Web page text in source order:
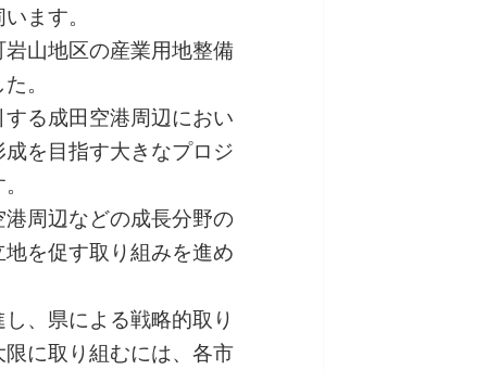
ます。
山地区の産業用地整備
。
る成田空港周辺におい
を目指す大きなプロジ
周辺などの成長分野の
を促す取り組みを進め
、県による戦略的取り
に取り組むには、各市